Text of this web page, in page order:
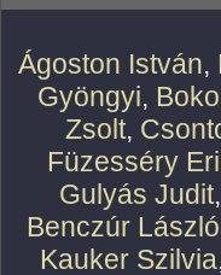
Ágoston István,
Gyöngyi,
Zsolt,
Füzesséry
Gulyás Judit,
Benczúr László
Kauker Szilvia